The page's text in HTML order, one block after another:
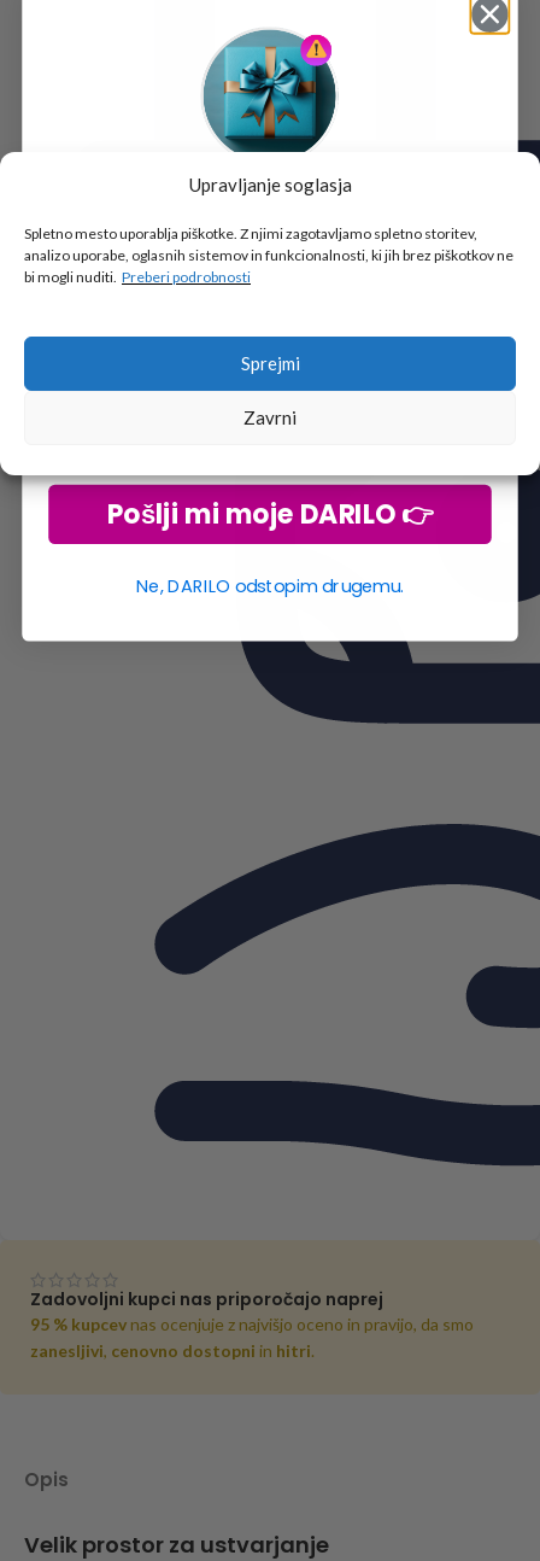
Upravljanje soglasja
Spletno mesto uporablja piškotke. Z njimi zagotavljamo spletno storitev,
analizo uporabe, oglasnih sistemov in funkcionalnosti, ki jih brez piškotkov ne
bi mogli nuditi. Preberi podrobnosti
Sprejmi
Zavrni
Zadovoljni kupci nas priporočajo naprej
95 % kupcev nas ocenjuje z najvišjo oceno in pravijo, da smo
zanesljivi, cenovno dostopni in hitri.
Opis
Velik prostor za ustvarjanje
Tukaj je!
🎁 DARILO
Vpiši podatke za prejem darila
Pošlji mi moje DARILO 👉
Ne, DARILO odstopim drugemu.